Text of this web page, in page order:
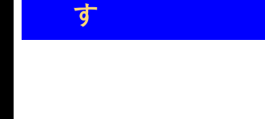
す